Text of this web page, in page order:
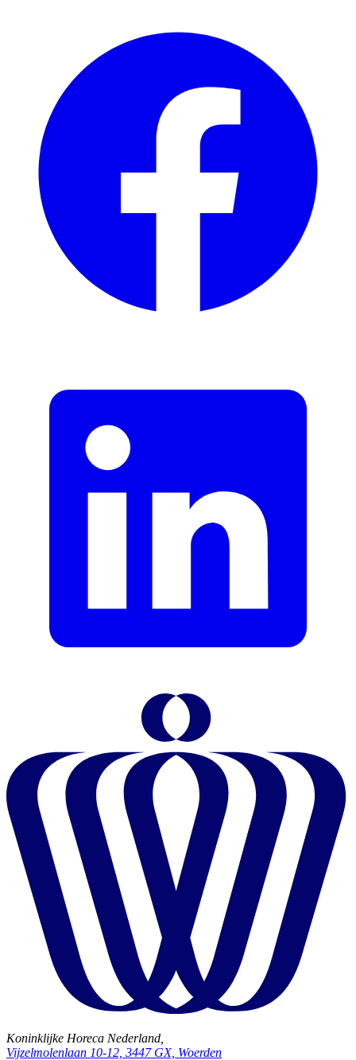
Koninklijke Horeca Nederland,
Vijzelmolenlaan 10-12, 3447 GX, Woerden